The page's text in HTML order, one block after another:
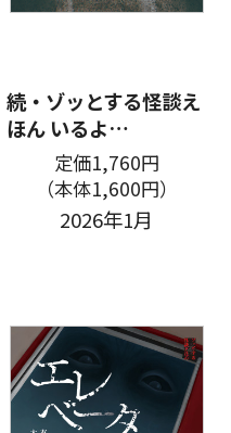
続・ゾッとする怪談え
ほん いるよ…
定価1,760円
（本体1,600円）
2026年1月